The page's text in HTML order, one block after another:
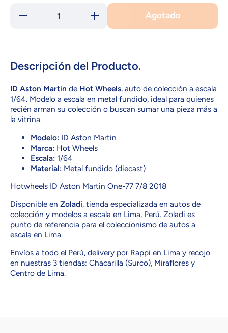
Reducir
Aumentar
cantidad
para
Agotado
Descripción del Producto.
ID Aston Martin de Hot Wheels, auto de colección a escala
1/64. Modelo a escala en metal fundido, ideal para quienes
recién arman su colección o buscan sumar una pieza más a
la vitrina.
Modelo: ID Aston Martin
Marca: Hot Wheels
Escala: 1/64
Material: Metal fundido (diecast)
Hotwheels ID Aston Martin One-77 7/8 2018
Disponible en Zoladi, tienda especializada en autos de
colección y modelos a escala en Lima, Perú. Zoladi es
punto de referencia para el coleccionismo de autos a
escala en Lima.
Envíos a todo el Perú, delivery por Rappi en Lima y recojo
en nuestras 3 tiendas: Chacarilla (Surco), Miraflores y
Centro de Lima.